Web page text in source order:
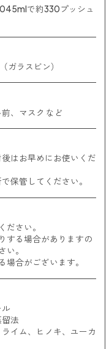
で約330プッシュ
ガラスビン）
、マスク など
はお早めにお使いくだ
保管してください。
ださい。
する場合がありますの
い。
場合がございます。
法
イム、ヒノキ、ユーカ